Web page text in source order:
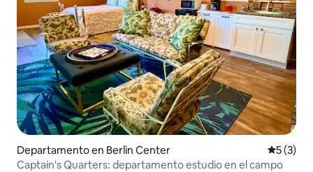
Departamento en Berlin Center
5 (3)
Captain's Quarters: departamento estudio en el campo